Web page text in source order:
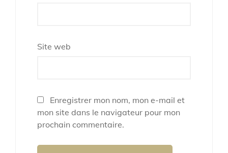
Site web
Enregistrer mon nom, mon e-mail et
mon site dans le navigateur pour mon
prochain commentaire.